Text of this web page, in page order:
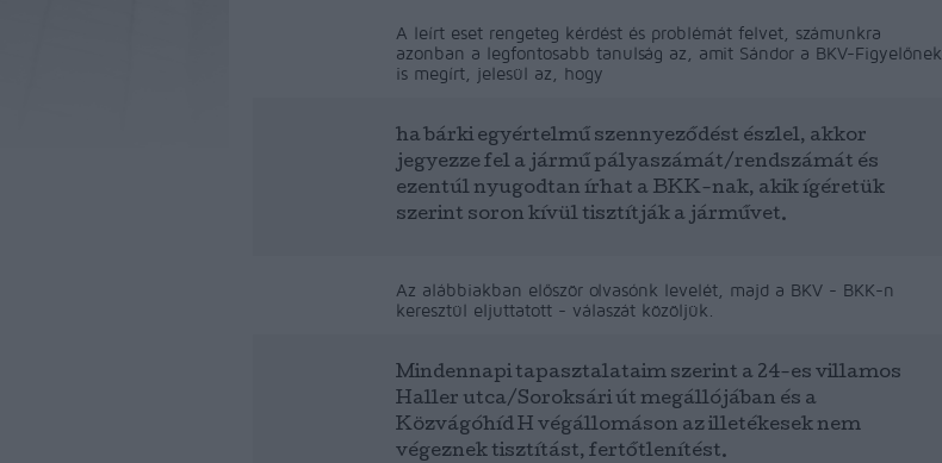
A leírt eset rengeteg kérdést és problémát felvet, számunkra
azonban a legfontosabb tanulság az, amit Sándor a BKV-Figyelőnek
is megírt, jelesül az, hogy
ha bárki egyértelmű szennyeződést észlel, akkor
jegyezze fel a jármű pályaszámát/rendszámát és
ezentúl nyugodtan írhat a BKK-nak, akik ígéretük
szerint soron kívül tisztítják a járművet.
Az alábbiakban először olvasónk levelét, majd a BKV - BKK-n
keresztül eljuttatott - válaszát közöljük.
Mindennapi tapasztalataim szerint a 24-es villamos
Haller utca/Soroksári út megállójában és a
Közvágóhíd H végállomáson az illetékesek nem
végeznek tisztítást, fertőtlenítést.